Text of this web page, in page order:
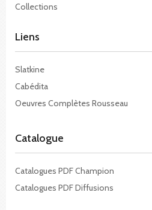
Collections
Liens
Slatkine
Cabédita
Oeuvres Complètes Rousseau
Catalogue
Catalogues PDF Champion
Catalogues PDF Diffusions